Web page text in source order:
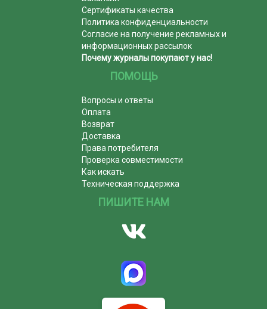
Сертификаты качества
Политика конфиденциальности
Согласие на получение рекламных и
информационных рассылок
Почему журналы покупают у нас!
ПОМОЩЬ
Вопросы и ответы
Оплата
Возврат
Доставка
Права потребителя
Проверка совместимости
Как искать
Техническая поддержка
ПИШИТЕ НАМ